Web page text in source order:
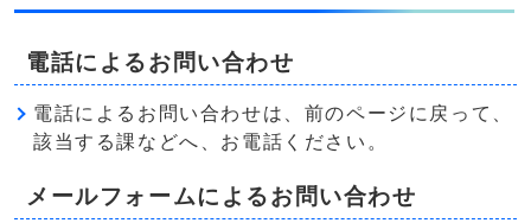
電話によるお問い合わせ
電話によるお問い合わせは、前のページに戻って、
該当する課などへ、お電話ください。
メールフォームによるお問い合わせ